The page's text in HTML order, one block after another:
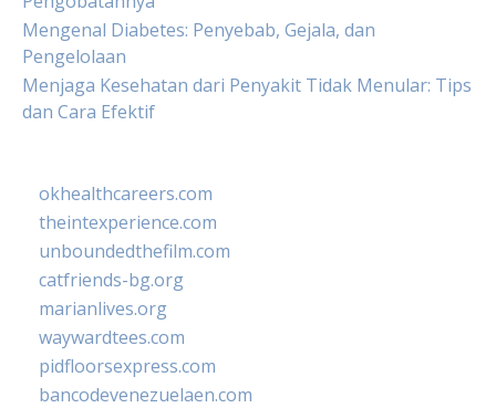
Mengenal Diabetes: Penyebab, Gejala, dan
Pengelolaan
Menjaga Kesehatan dari Penyakit Tidak Menular: Tips
dan Cara Efektif
okhealthcareers.com
theintexperience.com
unboundedthefilm.com
catfriends-bg.org
marianlives.org
waywardtees.com
pidfloorsexpress.com
bancodevenezuelaen.com